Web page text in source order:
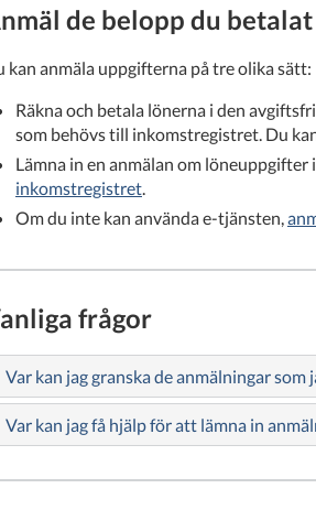
de belopp du
kan anmäla uppgifterna på tre olika sätt:
Räkna och betala lönerna i den
som behövs till inkomstregistret. Du
Lämna in en anmälan om
inkomstregistret.
Om du inte kan använda e-tjänsten,
frågor
Var kan jag granska de anmälningar som
Var kan jag få hjälp för att lämna in